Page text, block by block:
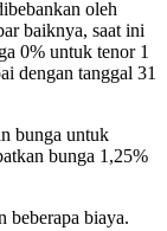
oleh
baiknya, saat ini
0% untuk tenor 1
dengan tanggal 31
bunga untuk
bunga 1,25%
beberapa biaya.